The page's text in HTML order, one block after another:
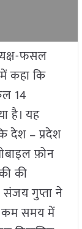
फसल
कहा कि
14
है। यह
देश – प्रदेश
फ़ोन
की
संजय गुप्ता ने
कम समय में